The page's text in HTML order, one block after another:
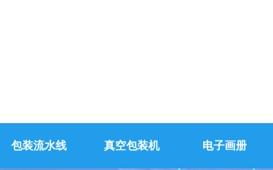
包装流水线 真空包装机 电子画册